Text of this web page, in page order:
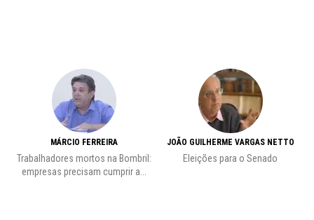
MÁRCIO FERREIRA
Trabalhadores mortos na Bombril:
empresas precisam cumprir a...
JOÃO GUILHERME VARGAS NETTO
Eleições para o Senado